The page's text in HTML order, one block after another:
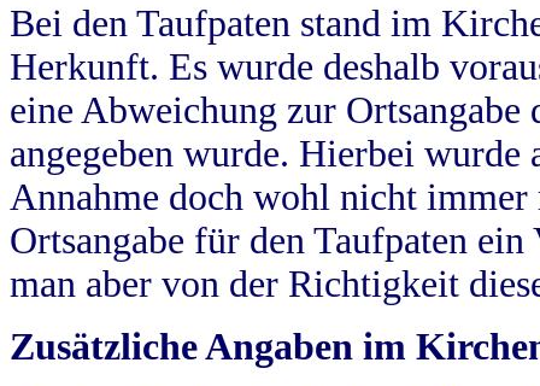
Bei den Taufpaten stand im
Herkunft. Es wurde deshalb
eine Abweichung zur
angegeben wurde. Hierbei wurde
Annahme doch wohl nicht
Ortsangabe für den Taufpaten
man aber von der Richtigkeit
Zusätzliche Angaben im